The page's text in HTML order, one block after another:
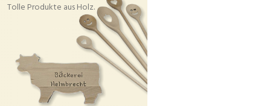
Tolle Produkte aus Holz.